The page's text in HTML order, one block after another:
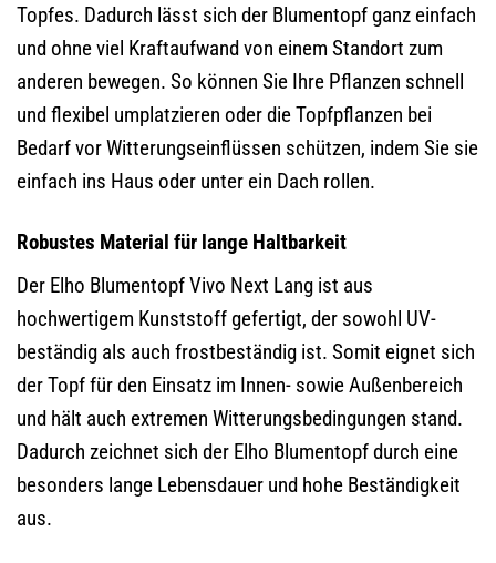
Topfes. Dadurch lässt sich der Blumentopf ganz einfach
und ohne viel Kraftaufwand von einem Standort zum
anderen bewegen. So können Sie Ihre Pflanzen schnell
und flexibel umplatzieren oder die Topfpflanzen bei
Bedarf vor Witterungseinflüssen schützen, indem Sie sie
einfach ins Haus oder unter ein Dach rollen.
Robustes Material für lange Haltbarkeit
Der Elho Blumentopf Vivo Next Lang ist aus
hochwertigem Kunststoff gefertigt, der sowohl UV-
beständig als auch frostbeständig ist. Somit eignet sich
der Topf für den Einsatz im Innen- sowie Außenbereich
und hält auch extremen Witterungsbedingungen stand.
Dadurch zeichnet sich der Elho Blumentopf durch eine
besonders lange Lebensdauer und hohe Beständigkeit
aus.